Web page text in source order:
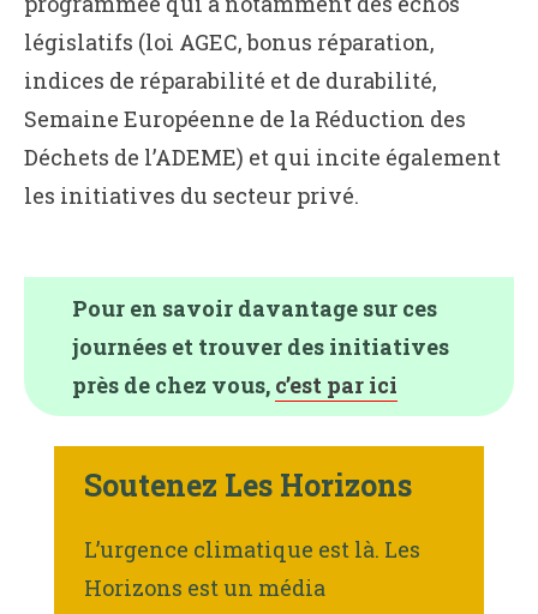
législatifs (loi AGEC, bonus réparation,
indices de réparabilité et de durabilité,
Semaine Européenne de la Réduction des
Déchets de l’ADEME) et qui incite également
les initiatives du secteur privé.
Pour en savoir davantage sur ces
journées et trouver des initiatives
près de chez vous, c’est par ici
Soutenez Les Horizons
L’urgence climatique est là. Les
Horizons est un média